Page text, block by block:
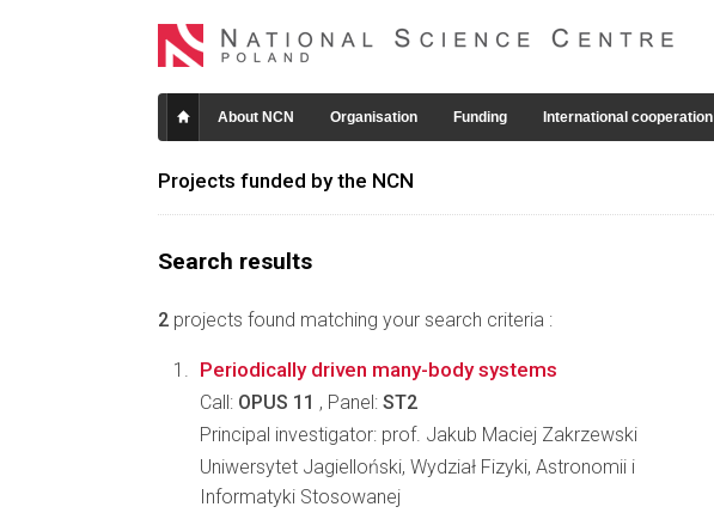
About NCN Organisation Funding International cooperation
Projects funded by the NCN
Search results
2 projects found matching your search criteria :
Periodically driven many-body systems
Call: OPUS 11 , Panel: ST2
Principal investigator: prof. Jakub Maciej Zakrzewski
Uniwersytet Jagielloński, Wydział Fizyki, Astronomii i
Informatyki Stosowanej